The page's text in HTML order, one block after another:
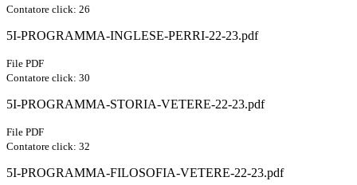
Contatore click: 26
5I-PROGRAMMA-INGLESE-PERRI-22-23.pdf
File PDF
Contatore click: 30
5I-PROGRAMMA-STORIA-VETERE-22-23.pdf
File PDF
Contatore click: 32
5I-PROGRAMMA-FILOSOFIA-VETERE-22-23.pdf